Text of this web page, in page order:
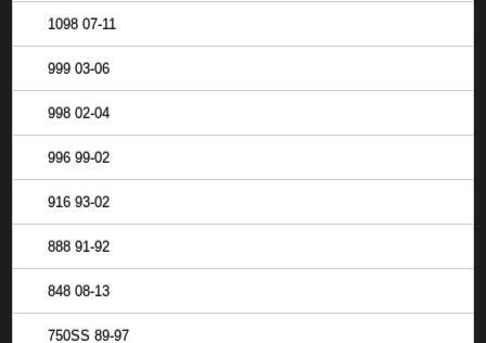
1098 07-11
999 03-06
998 02-04
996 99-02
916 93-02
888 91-92
848 08-13
750SS 89-97